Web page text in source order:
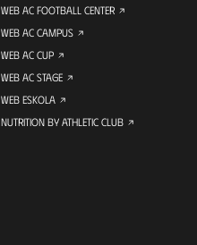
WEB AC FOOTBALL CENTER
WEB AC CAMPUS
WEB AC CUP
WEB AC STAGE
WEB ESKOLA
NUTRITION BY ATHLETIC CLUB